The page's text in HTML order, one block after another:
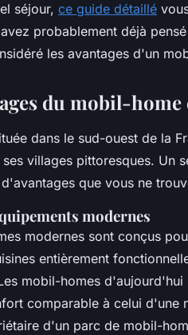
séjour, ce guide détaillé
probablement déjà
les avantages d'un
du mobil-home
dans le sud-ouest de la
villages pittoresques. Un
que vous ne
modernes
modernes sont conçus
entièrement
mobil-homes
comparable à celui d'une
d'un parc de mobil-